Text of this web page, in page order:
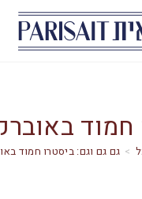
חמוד
> גם גם וגם: ביסטרו חמוד